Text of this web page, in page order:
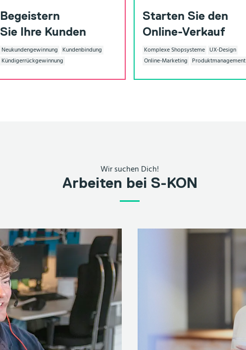
Begeistern
Sie Ihre Kunden
Neukundengewinnung Kundenbindung
Kündigerrückgewinnung
Starten Sie den
Online-Verkauf
Komplexe Shopsysteme UX-Design
Online-Marketing Produktmanagement
Wir suchen Dich!
Arbeiten bei S-KON